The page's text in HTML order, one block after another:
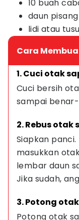
10 buah
daun
lidi atau
Cara
1. Cuci otak
Cuci bersih
sampai
2. Rebus otak
Siapkan
masukkan
lembar daun
Jika sudah,
3. Potong
Potong otak